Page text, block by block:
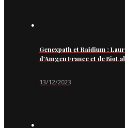
Genexpath et Raidium :
d’Amgen France et de
13/12/2023